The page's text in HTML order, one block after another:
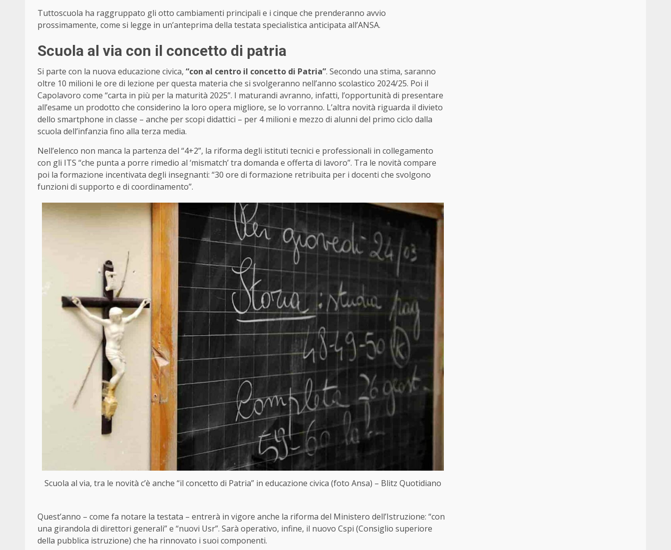
Tuttoscuola ha raggruppato gli otto cambiamenti principali e i cinque che prenderanno avvio
prossimamente, come si legge in un’anteprima della testata specialistica anticipata all’ANSA.
Scuola al via con il concetto di patria
Si parte con la nuova educazione civica, “con al centro il concetto di Patria”. Secondo una stima, saranno
oltre 10 milioni le ore di lezione per questa materia che si svolgeranno nell’anno scolastico 2024/25. Poi il
Capolavoro come “carta in più per la maturità 2025”. I maturandi avranno, infatti, l’opportunità di presentare
all’esame un prodotto che considerino la loro opera migliore, se lo vorranno. L’altra novità riguarda il divieto
dello smartphone in classe – anche per scopi didattici – per 4 milioni e mezzo di alunni del primo ciclo dalla
scuola dell’infanzia fino alla terza media.
Nell’elenco non manca la partenza del “4+2”, la riforma degli istituti tecnici e professionali in collegamento
con gli ITS “che punta a porre rimedio al ‘mismatch’ tra domanda e offerta di lavoro”. Tra le novità compare
poi la formazione incentivata degli insegnanti: “30 ore di formazione retribuita per i docenti che svolgono
funzioni di supporto e di coordinamento”.
Scuola al via, tra le novità c’è anche “il concetto di Patria” in educazione civica (foto Ansa) – Blitz Quotidiano
Quest’anno – come fa notare la testata – entrerà in vigore anche la riforma del Ministero dell’Istruzione: “con
una girandola di direttori generali” e “nuovi Usr”. Sarà operativo, infine, il nuovo Cspi (Consiglio superiore
della pubblica istruzione) che ha rinnovato i suoi componenti.